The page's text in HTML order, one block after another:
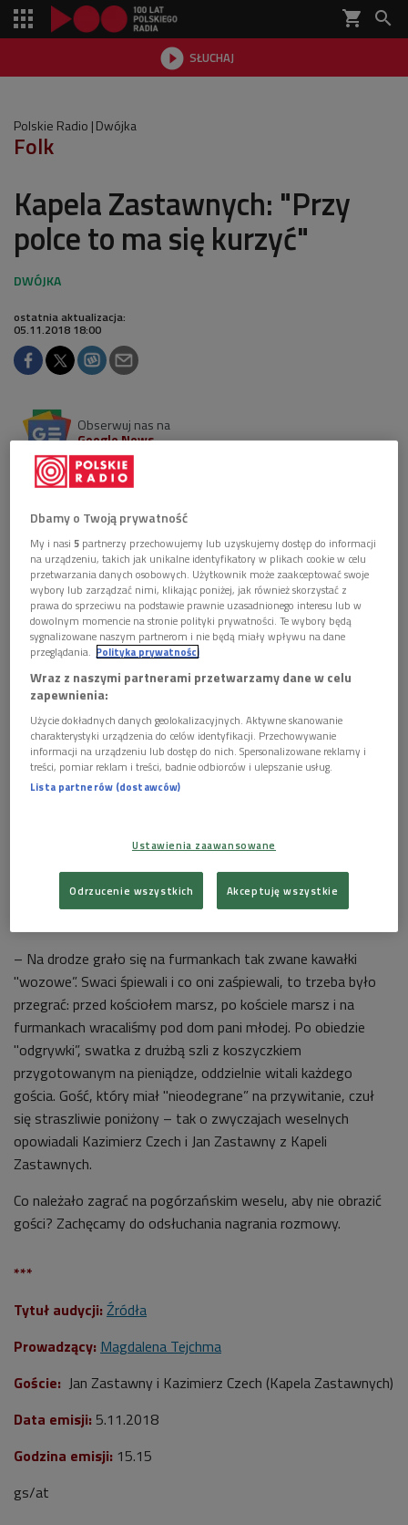
shopping_cart 
 SŁUCHAJ

Polskie Radio Dwójka
Folk
Kapela Zastawnych: "Przy
polce to ma się kurzyć"
ostatnia aktualizacja:
05.11.2018 18:00
Obserwuj nas na
Google News
O pogórzańskich weselach i zabawach opowiadali w
"Źródłach" członkowie Kapeli Zastawnych z
Brzostku, Jan Zastawny i Kazimierz Czech.
AUDIO 1 plik
 18'33 
Zwyczaje weselne na Pogórzu (Dwójka/Źródła)
Wesele na pogórzu. Orszak weselny na saniach w drodze do kościoła.
– Na drodze grało się na furmankach tak zwane kawałki
"wozowe”. Swaci śpiewali i co oni zaśpiewali, to trzeba było
przegrać: przed kościołem marsz, po kościele marsz i na
furmankach wracaliśmy pod dom pani młodej. Po obiedzie
"odgrywki”, swatka z drużbą szli z koszyczkiem
przygotowanym na pieniądze, oddzielnie witali każdego
gościa. Gość, który miał "nieodegrane” na przywitanie, czuł
się straszliwie poniżony – tak o zwyczajach weselnych
opowiadali Kazimierz Czech i Jan Zastawny z Kapeli
Zastawnych.
Co należało zagrać na pogórzańskim weselu, aby nie obrazić
gości? Zachęcamy do odsłuchania nagrania rozmowy.
***
Tytuł audycji: Źródła
Prowadzący: Magdalena Tejchma
Goście: Jan Zastawny i Kazimierz Czech (Kapela Zastawnych)
Data emisji: 5.11.2018
Godzina emisji: 15.15
gs/at
Dbamy o Twoją prywatność
My i nasi5 partnerzy przechowujemy lub uzyskujemy dostęp do informacji
na urządzeniu, takich jak unikalne identyfikatory w plikach cookie w celu
przetwarzania danych osobowych. Użytkownik może zaakceptować swoje
wybory lub zarządzać nimi, klikając poniżej, jak również skorzystać z
prawa do sprzeciwu na podstawie prawnie uzasadnionego interesu lub w
dowolnym momencie na stronie polityki prywatności. Te wybory będą
sygnalizowane naszym partnerom i nie będą miały wpływu na dane
przeglądania. Polityka prywatności
Wraz z naszymi partnerami przetwarzamy dane w celu
zapewnienia:
Użycie dokładnych danych geolokalizacyjnych. Aktywne skanowanie
charakterystyki urządzenia do celów identyfikacji. Przechowywanie
informacji na urządzeniu lub dostęp do nich. Spersonalizowane reklamy i
treści, pomiar reklam i treści, badnie odbiorców i ulepszanie usług.
Lista partnerów (dostawców)
Ustawienia zaawansowane
Odrzucenie wszystkich Akceptuję wszystkie